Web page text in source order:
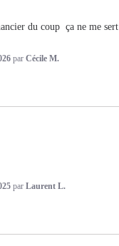
du coup  ça ne me sert
par Cécile M.
par Laurent L.